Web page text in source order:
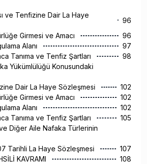
ve Tenfizine Dair La Haye
96
Girmesi ve Amacı
96
Alanı
97
Tanıma ve Tenfiz Şartları
98
Yükümlülüğü Konusundaki
Dair La Haye Sözleşmesi
102
Girmesi ve Amacı
102
Alanı
102
Tanıma ve Tenfiz Şartları
105
Diğer Aile Nafaka Türlerinin
Tarihli La Haye Sözleşmesi
107
KAVRAMI
108